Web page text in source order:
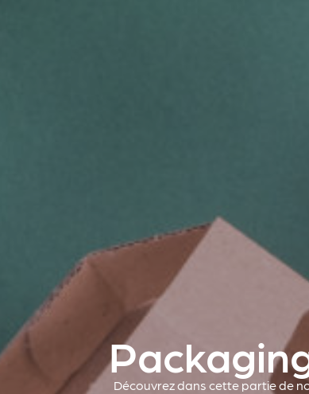
Découvrez dans cette partie de